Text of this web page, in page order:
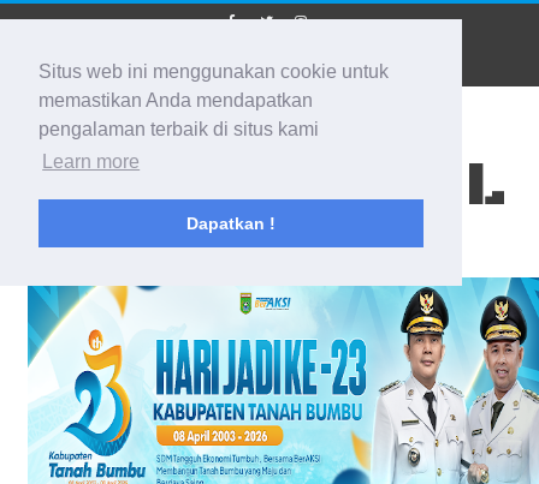
Situs web ini menggunakan cookie untuk
memastikan Anda mendapatkan
pengalaman terbaik di situs kami
Learn more
Dapatkan !
BIDIK KALSEL
Membidik Ke Segala Arah